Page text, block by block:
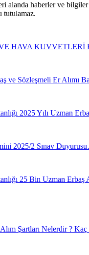
alanda haberler ve
tutulamaz.
HAVA KUVVETLERİ
ve Sözleşmeli Er Alımı
2025 Yılı Uzman
2025/2 Sınav
25 Bin Uzman Erbaş
Şartları Nelerdir ?